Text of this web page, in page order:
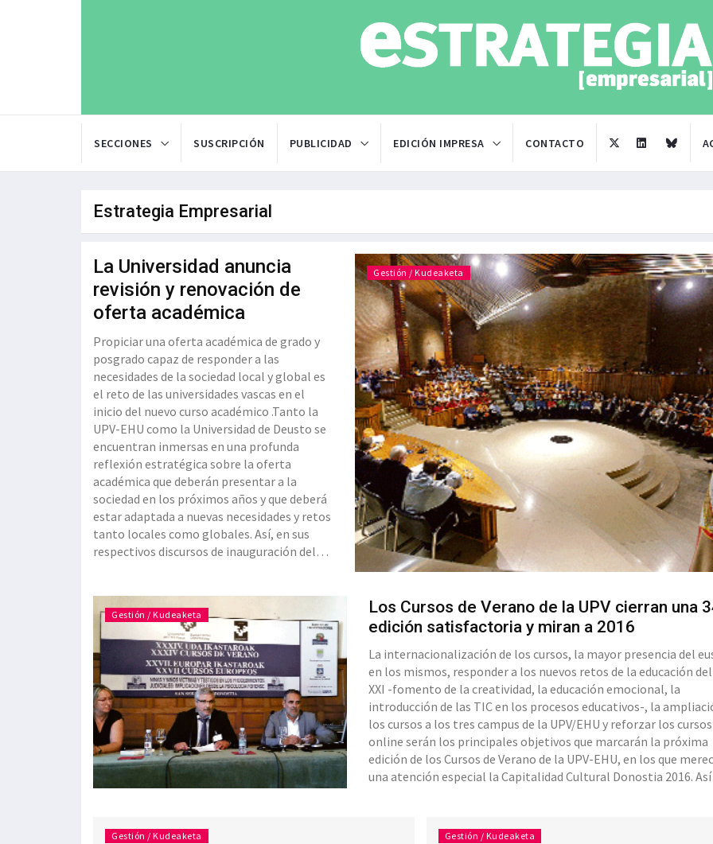
SECCIONES SUSCRIPCIÓN PUBLICIDAD EDICIÓN IMPRESA CONTACTO
Estrategia Empresarial
La Universidad anuncia
revisión y renovación de
oferta académica
Propiciar una oferta académica de grado y
posgrado capaz de responder a las
necesidades de la sociedad local y global es
el reto de las universidades vascas en el
inicio del nuevo curso académico .Tanto la
UPV-EHU como la Universidad de Deusto se
encuentran inmersas en una profunda
reflexión estratégica sobre la oferta
académica que deberán presentar a la
sociedad en los próximos años y que deberá
estar adaptada a nuevas necesidades y retos
tanto locales como globales. Así, en sus
respectivos discursos de inauguración del
regirán esa reflexión y a los proyectos
Gestión / Kudeaketa
Gestión / Kudeaketa
Los Cursos de Verano de la UPV cierran una
edición satisfactoria y miran a 2016
La internacionalización de los cursos, la mayor presencia del
en los mismos, responder a los nuevos retos de la educación
XXI -fomento de la creatividad, la educación emocional, la
introducción de las TIC en los procesos educativos-, la
los cursos a los tres campus de la UPV/EHU y reforzar los cursos
online serán los principales objetivos que marcarán la próxima
edición de los Cursos de Verano de la UPV-EHU, en los que
una atención especial la Capitalidad Cultural Donostia 2016.
Gestión / Kudeaketa Gestión / Kudeaketa